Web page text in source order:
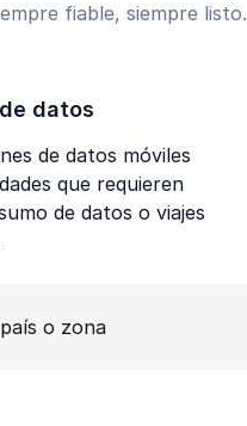
fiable, siempre listo.
datos
de datos móviles
que requieren
de datos o viajes
o zona